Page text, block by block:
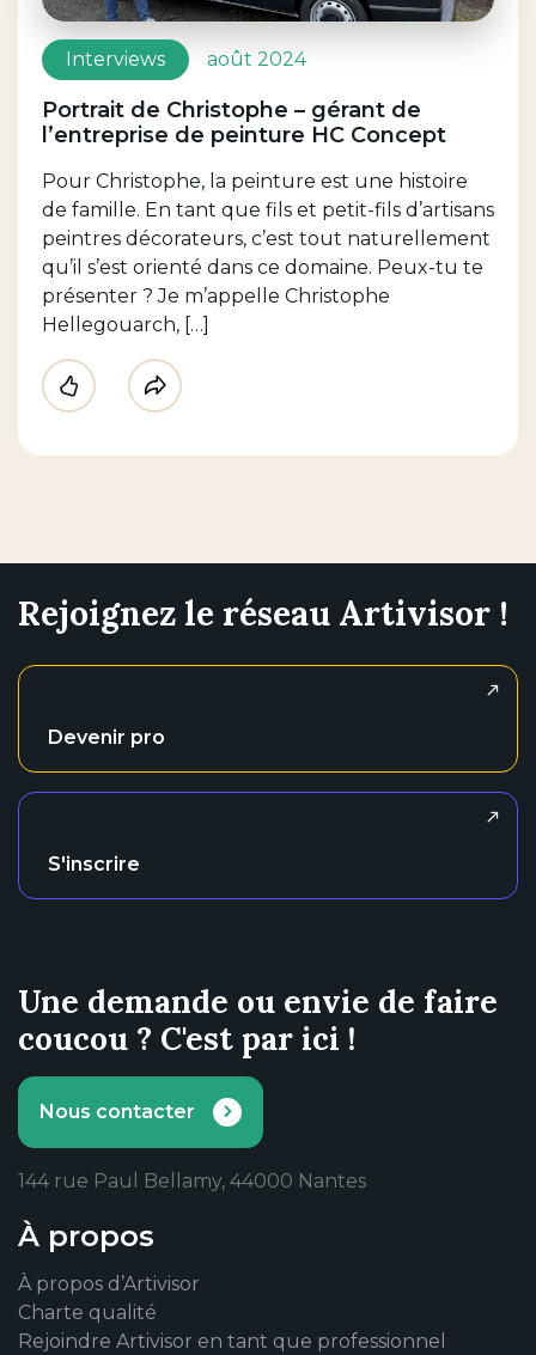
Interviews août 2024
Portrait de Christophe – gérant de
l’entreprise de peinture HC Concept
Pour Christophe, la peinture est une histoire
de famille. En tant que fils et petit-fils d’artisans
peintres décorateurs, c’est tout naturellement
qu’il s’est orienté dans ce domaine. Peux-tu te
présenter ? Je m’appelle Christophe
Hellegouarch, […]
Like Partager
Rejoignez le réseau Artivisor !
Devenir pro
S'inscrire
Une demande ou envie de faire
coucou ? C'est par ici !
Nous contacter
144 rue Paul Bellamy, 44000 Nantes
À propos
À propos d’Artivisor
Charte qualité
Rejoindre Artivisor en tant que professionnel